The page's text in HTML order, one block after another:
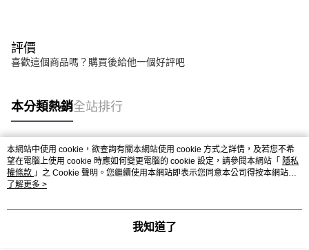
評價
喜歡這個商品嗎？購買後給他一個好評吧
本分類熱銷全站排行
熱門標籤
本網站中使用 cookie，欲查詢有關本網站使用 cookie 方式之詳情，及若您不希
望在電腦上使用 cookie 時應如何變更電腦的 cookie 設定，請參閱本網站「 隱私
權條款 」之 Cookie 聲明。您繼續使用本網站即表示您同意本公司得按本網站使
用條款之 Cookie 聲明使用 cookie。
了解更多 >
我知道了